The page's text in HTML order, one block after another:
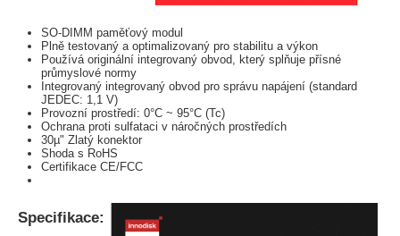
SO-DIMM paměťový modul
Plně testovaný a optimalizovaný pro stabilitu a výkon
Používá originální integrovaný obvod, který splňuje přísné
průmyslové normy
Integrovaný integrovaný obvod pro správu napájení (standard
JEDEC: 1,1 V)
Provozní prostředí: 0°C ~ 95°C (Tc)
Ochrana proti sulfataci v náročných prostředích
30µ" Zlatý konektor
Shoda s RoHS
Certifikace CE/FCC
Specifikace: